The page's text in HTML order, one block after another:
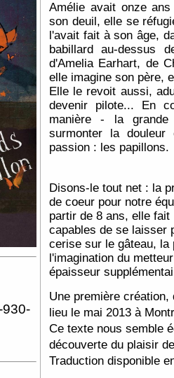
930-
Amélie avait onze
son deuil, elle se
l'avait fait à son âge,
babillard au-dessus
d'Amelia Earhart, de
elle imagine son père,
Elle le revoit aussi,
devenir pilote... En
manière - la
surmonter la
passion : les papillons.
Disons-le tout net : la
de coeur pour notre
partir de 8 ans, elle fait
capables de se laisser
cerise sur le gâteau, la
l'imagination du
épaisseur
Une première
lieu le mai 2013 à
Ce texte nous semble
découverte du plaisir
Traduction disponible